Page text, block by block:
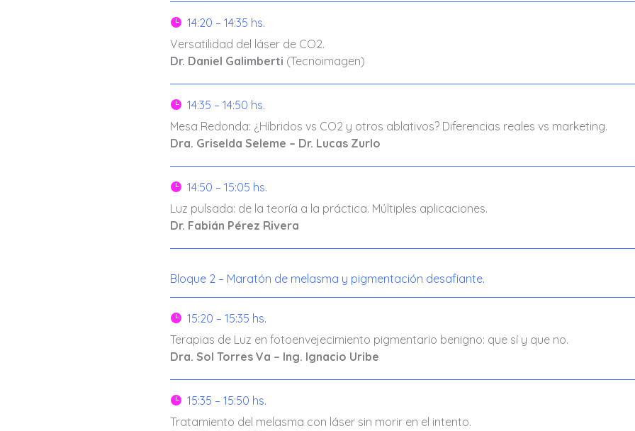
 14:20 – 14:35 hs.
Versatilidad del láser de CO2.
Dr. Daniel Galimberti (Tecnoimagen)
 14:35 – 14:50 hs.
Mesa Redonda: ¿Híbridos vs CO2 y otros ablativos? Diferencias reales vs marketing.
Dra. Griselda Seleme – Dr. Lucas Zurlo
 14:50 – 15:05 hs.
Luz pulsada: de la teoría a la práctica. Múltiples aplicaciones.
Dr. Fabián Pérez Rivera
Bloque 2 – Maratón de melasma y pigmentación desafiante.
 15:20 – 15:35 hs.
Terapias de Luz en fotoenvejecimiento pigmentario benigno: que sí y que no.
Dra. Sol Torres Va – Ing. Ignacio Uribe
 15:35 – 15:50 hs.
Tratamiento del melasma con láser sin morir en el intento.